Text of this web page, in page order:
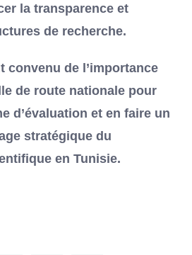
la transparence et
de recherche.
convenu de l’importance
de route nationale pour
d’évaluation et en faire un
stratégique du
en Tunisie.